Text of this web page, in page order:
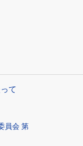
て
員会 第